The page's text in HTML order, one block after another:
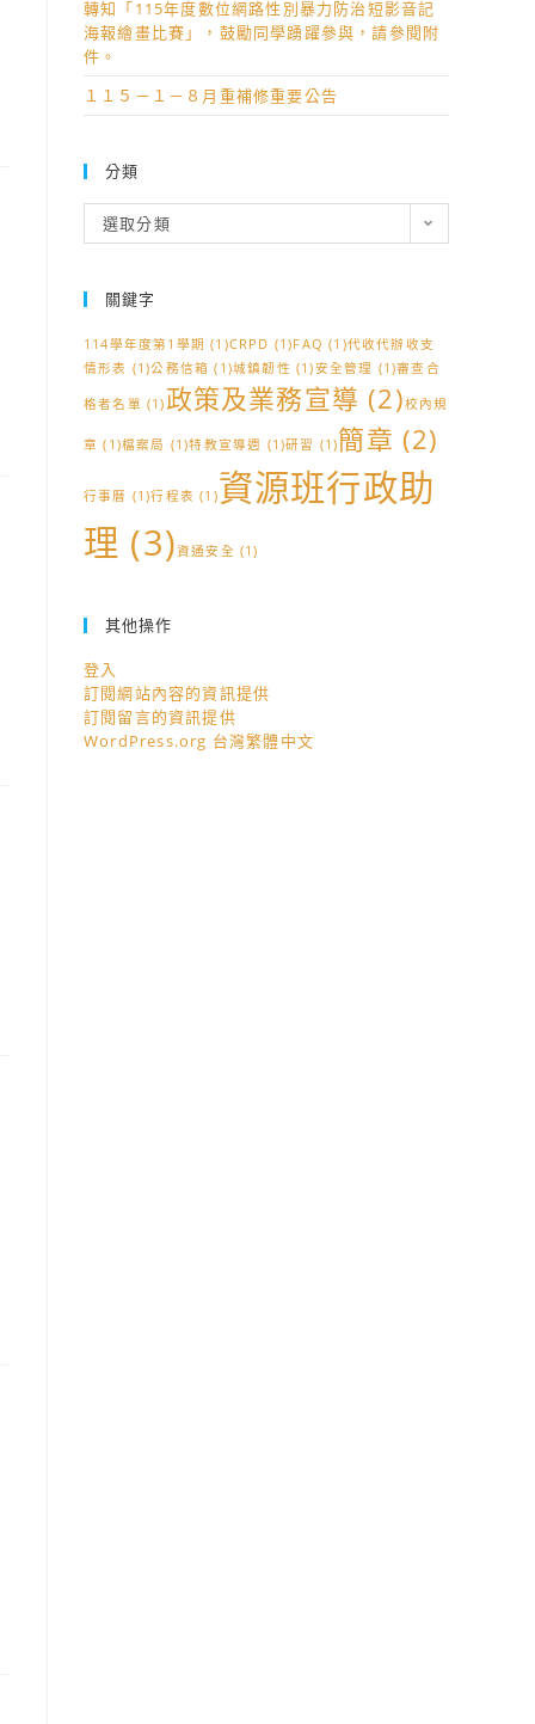
轉知「115年度數位網路性別暴力防治短影音記
海報繪畫比賽」，鼓勵同學踴躍參與，請參閱附
件。
１１５－１－８月重補修重要公告
分類
類
選取分類
關鍵字
114學年度第1學期 (1)CRPD (1)FAQ (1)代收代辦收支
情形表 (1)公務信箱 (1)城鎮韌性 (1)安全管理 (1)審查合
格者名單 (1)政策及業務宣導 (2)校內規
章 (1)檔案局 (1)特教宣導週 (1)研習 (1)簡章 (2)
行事曆 (1)行程表 (1)資源班行政助
理 (3)資通安全 (1)
其他操作
登入
訂閱網站內容的資訊提供
訂閱留言的資訊提供
WordPress.org 台灣繁體中文